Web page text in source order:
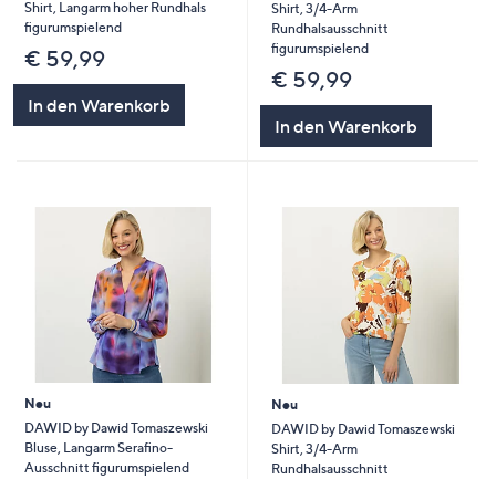
anzuzeigen.
Shirt, Langarm hoher Rundhals
figurumspielend
€ 59,99
In den Warenkorb
Shirt, 3/4-Arm
Rundhalsausschnitt
figurumspielend
€ 59,99
In den Warenkorb
Neu
DAWID by Dawid Tomaszewski
Bluse, Langarm Serafino-
Ausschnitt figurumspielend
Neu
DAWID by Dawid Tomaszewski
Shirt, 3/4-Arm
Rundhalsausschnitt